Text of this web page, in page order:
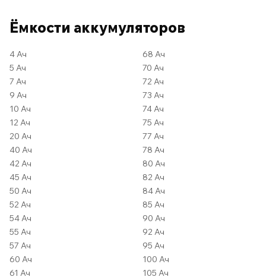
Ёмкости аккумуляторов
4 Ач
5 Ач
7 Ач
9 Ач
10 Ач
12 Ач
20 Ач
40 Ач
42 Ач
45 Ач
50 Ач
52 Ач
54 Ач
55 Ач
57 Ач
60 Ач
61 Ач
68 Ач
70 Ач
72 Ач
73 Ач
74 Ач
75 Ач
77 Ач
78 Ач
80 Ач
82 Ач
84 Ач
85 Ач
90 Ач
92 Ач
95 Ач
100 Ач
105 Ач